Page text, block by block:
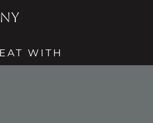
WITH